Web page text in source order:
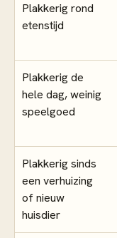
Plakkerig rond
etenstijd
Plakkerig de
hele dag, weinig
speelgoed
Plakkerig sinds
een verhuizing
of nieuw
huisdier